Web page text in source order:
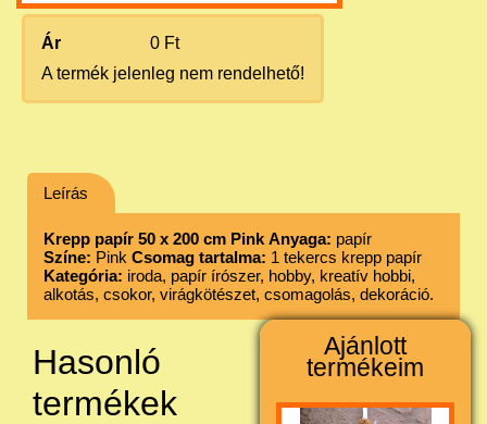
Ár
0 Ft
A termék jelenleg nem rendelhető!
Leírás
Krepp papír 50 x 200 cm Pink Anyaga: papír
Színe: Pink Csomag tartalma: 1 tekercs krepp papír
Kategória: iroda, papír írószer, hobby, kreatív hobbi,
alkotás, csokor, virágkötészet, csomagolás, dekoráció.
Hasonló
termékek
Ajánlott
termékeim